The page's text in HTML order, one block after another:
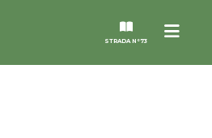
Menu
STRADA N°73